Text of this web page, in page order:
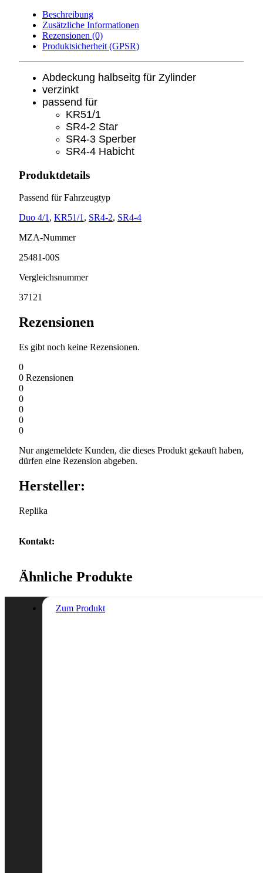
Beschreibung
Zusätzliche Informationen
Rezensionen (0)
Produktsicherheit (GPSR)
Abdeckung halbseitg für Zylinder
verzinkt
passend für
KR51/1
SR4-2 Star
SR4-3 Sperber
SR4-4 Habicht
Produktdetails
Passend für Fahrzeugtyp
Duo 4/1 , KR51/1 , SR4-2, SR4-4
MZA-Nummer
25481-00S
Vergleichsnummer
37121
Rezensionen
Es gibt noch keine Rezensionen.
0
0 Rezensionen
0
0
0
0
0
Nur angemeldete Kunden, die dieses Produkt gekauft haben,
dürfen eine Rezension abgeben.
Hersteller:
Replika
Kontakt:
Ähnliche Produkte
Zum Produkt